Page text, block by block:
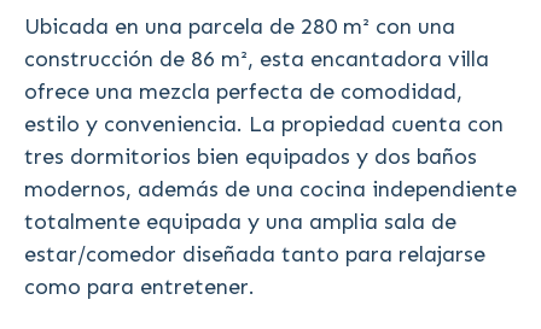
Ubicada en una parcela de 280 m² con una
construcción de 86 m², esta encantadora villa
ofrece una mezcla perfecta de comodidad,
estilo y conveniencia. La propiedad cuenta con
tres dormitorios bien equipados y dos baños
modernos, además de una cocina independiente
totalmente equipada y una amplia sala de
estar/comedor diseñada tanto para relajarse
como para entretener.